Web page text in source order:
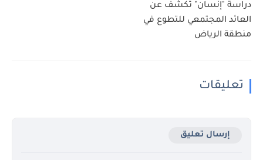
دراسة "إنسان" تكشف عن
العائد المجتمعي للتطوع في
منطقة الرياض
تعليقات
إرسال تعليق